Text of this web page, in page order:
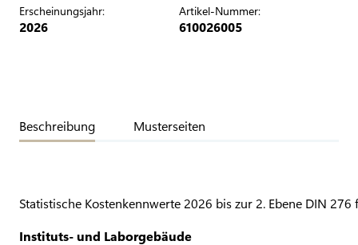
Erscheinungsjahr:
2026
Artikel-Nummer:
610026005
Beschreibung Musterseiten
Statistische Kostenkennwerte 2026 bis zur 2. Ebene DIN 276
Instituts- und Laborgebäude